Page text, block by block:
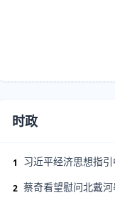
时政
1 习近平经济思想指
2 蔡奇看望慰问北戴